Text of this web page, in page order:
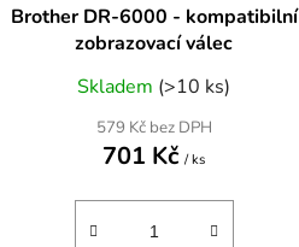
Brother DR-6000 - kompatibilní
zobrazovací válec
Skladem (>10 ks)
579 Kč bez DPH
701 Kč/ ks